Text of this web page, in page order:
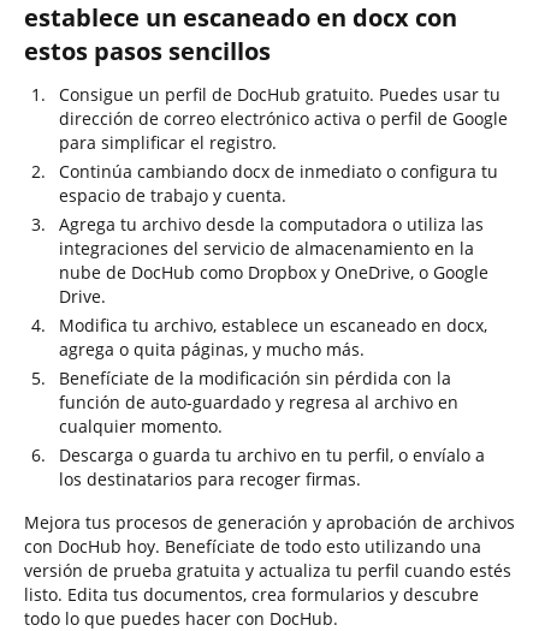
establece un escaneado en docx con
estos pasos sencillos
Consigue un perfil de DocHub gratuito. Puedes usar tu
dirección de correo electrónico activa o perfil de Google
para simplificar el registro.
Continúa cambiando docx de inmediato o configura tu
espacio de trabajo y cuenta.
Agrega tu archivo desde la computadora o utiliza las
integraciones del servicio de almacenamiento en la
nube de DocHub como Dropbox y OneDrive, o Google
Drive.
Modifica tu archivo, establece un escaneado en docx,
agrega o quita páginas, y mucho más.
Benefíciate de la modificación sin pérdida con la
función de auto-guardado y regresa al archivo en
cualquier momento.
Descarga o guarda tu archivo en tu perfil, o envíalo a
los destinatarios para recoger firmas.
Mejora tus procesos de generación y aprobación de archivos
con DocHub hoy. Benefíciate de todo esto utilizando una
versión de prueba gratuita y actualiza tu perfil cuando estés
listo. Edita tus documentos, crea formularios y descubre
todo lo que puedes hacer con DocHub.